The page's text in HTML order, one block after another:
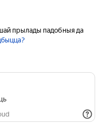
прылады падобныя да